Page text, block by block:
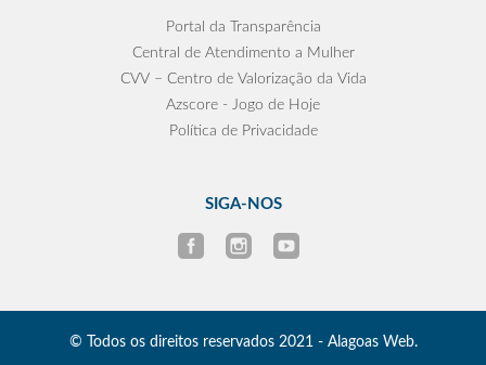
Portal da Transparência
Central de Atendimento a Mulher
CVV – Centro de Valorização da Vida
Azscore - Jogo de Hoje
Política de Privacidade
SIGA-NOS
© Todos os direitos reservados 2021 - Alagoas Web.